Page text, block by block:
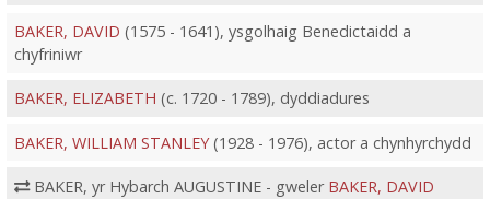
BAKER, DAVID (1575 - 1641), ysgolhaig Benedictaidd a
chyfriniwr
BAKER, ELIZABETH (c. 1720 - 1789), dyddiadures
BAKER, WILLIAM STANLEY(1928 - 1976), actor a chynhyrchydd
BAKER, yr Hybarch AUGUSTINE - gweler BAKER, DAVID